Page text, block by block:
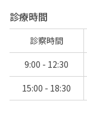
診療時間
診察時間
9:00 - 12:30
15:00 - 18:30